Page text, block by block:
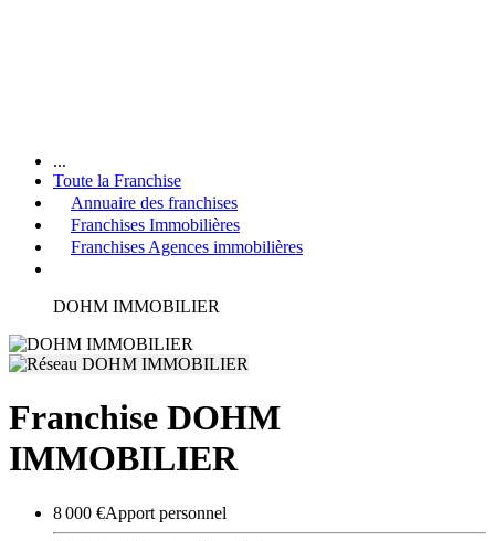
...
Toute la Franchise
Annuaire des franchises
Franchises Immobilières
Franchises Agences immobilières
DOHM IMMOBILIER
Franchise DOHM
IMMOBILIER
8 000 €Apport personnel